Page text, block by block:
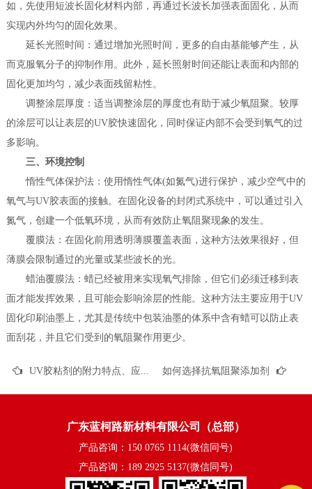
如，先使用短波长固化材料内部，再通过长波长加强表面固化，从而
实现内外均匀的固化效果。
延长光照时间：通过增加光照时间，更多的自由基能够产生，从
而克服氧分子的抑制作用。此外，延长照射时间还能让表面和内部的
固化更加均匀，减少表面残留粘性。
调整涂层厚度：适当调整涂层的厚度也有助于减少氧阻聚。较厚
的涂层可以让表层的UV胶快速固化，同时保证内部不会受到氧气的过
多影响。
三、环境控制
惰性气体保护法：使用惰性气体(如氮气)进行保护，减少空气中的
氧气与UV胶表面的接触。在固化设备的封闭式系统中，可以通过引入
氮气，创建一个低氧环境，从而有效防止氧阻聚现象的发生。
覆膜法：在固化前用透明薄膜覆盖表面，这种方法效果很好，但
薄膜会限制通过的光量或某些波长的光。
蜡油覆膜法：蜡已经被用来实现氧气排除，但它们必须迁移到表
面才能发挥效果，且可能会影响涂层的性能。这种方法主要应用于UV
固化印刷油墨上，尤其是传统中包装油墨的体系中含有蜡可以防止表
面刮花，并且它们受到的氧阻聚作用更少。
如何选择抗氧阻聚添加剂
广东蓝柯路新材料有限公司（总部）
产品咨询：150 0765 1114(微信同号)
产品咨询：189 2925 5137(微信同号)